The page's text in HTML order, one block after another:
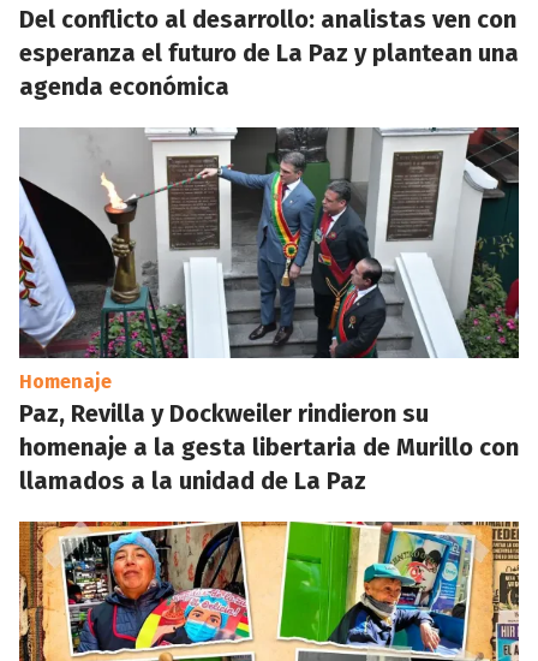
Del conflicto al desarrollo: analistas ven con
esperanza el futuro de La Paz y plantean una
agenda económica
Homenaje
Paz, Revilla y Dockweiler rindieron su
homenaje a la gesta libertaria de Murillo con
llamados a la unidad de La Paz